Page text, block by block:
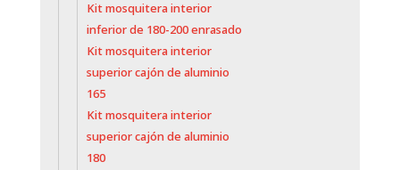
Kit mosquitera interior
inferior de 180-200 enrasado
Kit mosquitera interior
superior cajón de aluminio
165
Kit mosquitera interior
superior cajón de aluminio
180